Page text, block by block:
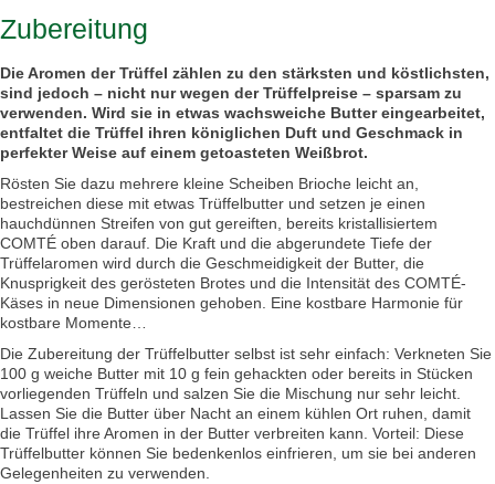
Zubereitung
Die Aromen der Trüffel zählen zu den stärksten und köstlichsten,
sind jedoch – nicht nur wegen der Trüffelpreise – sparsam zu
verwenden. Wird sie in etwas wachsweiche Butter eingearbeitet,
entfaltet die Trüffel ihren königlichen Duft und Geschmack in
perfekter Weise auf einem getoasteten Weißbrot.
Rösten Sie dazu mehrere kleine Scheiben Brioche leicht an,
bestreichen diese mit etwas Trüffelbutter und setzen je einen
hauchdünnen Streifen von gut gereiften, bereits kristallisiertem
COMTÉ oben darauf. Die Kraft und die abgerundete Tiefe der
Trüffelaromen wird durch die Geschmeidigkeit der Butter, die
Knusprigkeit des gerösteten Brotes und die Intensität des COMTÉ-
Käses in neue Dimensionen gehoben. Eine kostbare Harmonie für
kostbare Momente…
Die Zubereitung der Trüffelbutter selbst ist sehr einfach: Verkneten Sie
100 g weiche Butter mit 10 g fein gehackten oder bereits in Stücken
vorliegenden Trüffeln und salzen Sie die Mischung nur sehr leicht.
Lassen Sie die Butter über Nacht an einem kühlen Ort ruhen, damit
die Trüffel ihre Aromen in der Butter verbreiten kann. Vorteil: Diese
Trüffelbutter können Sie bedenkenlos einfrieren, um sie bei anderen
Gelegenheiten zu verwenden.